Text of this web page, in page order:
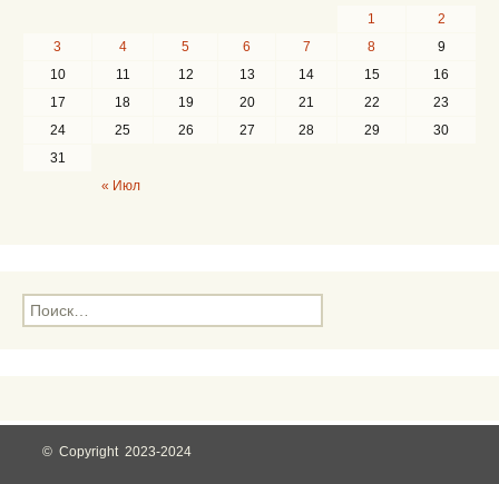
« Июл
1
2
3
4 5 6 7 8
9
10
11 12 13 14 15
16
17
18 19 20 21 22
23
24
25 26 27 28 29
30
31
Н
а
:
© Copyright 2023-2024